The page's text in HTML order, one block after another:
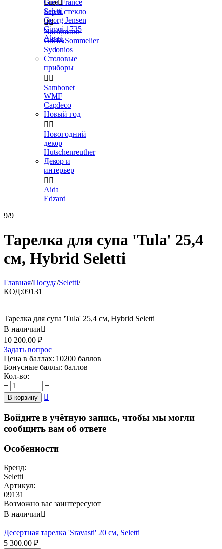
Gien France
Seletti
Georg Jensen
Ginori 1735
Alessi
Еще
Бар и стекло

Nachtmann
Chef&Sommelier
Sydonios
Столовые
приборы
 
Sambonet
WMF
Capdeco
Новый год
 
Новогодний
декор
Hutschenreuther
Декор и
интерьер
 
Aida
Edzard
9/9
Тарелка для супа 'Tula' 25,4
см, Hybrid Seletti
Главная/Посуда/Seletti/
КОД:09131
Тарелка для супа 'Tula' 25,4 см, Hybrid Seletti
В наличии
10 200.00 ₽
Задать вопрос
Цена в баллах: 10200 баллов
Бонусные баллы: баллов
Кол-во:
+
−
В корзину 
Войдите в учётную запись, чтобы мы могли
сообщить вам об ответе
Особенности
Бренд:
Seletti
Артикул:
09131
Возможно вас заинтересуют
В наличии
Десертная тарелка 'Sravasti' 20 см, Seletti
5 300.00 ₽